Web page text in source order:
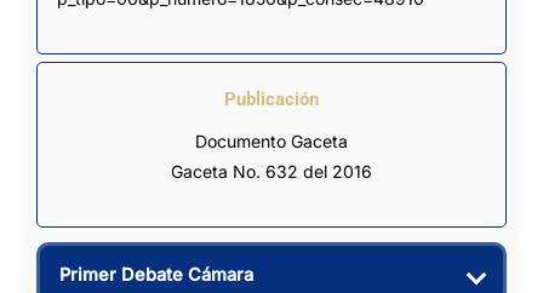
Publicación
Documento Gaceta
Gaceta No. 632 del 2016
Primer Debate Cámara